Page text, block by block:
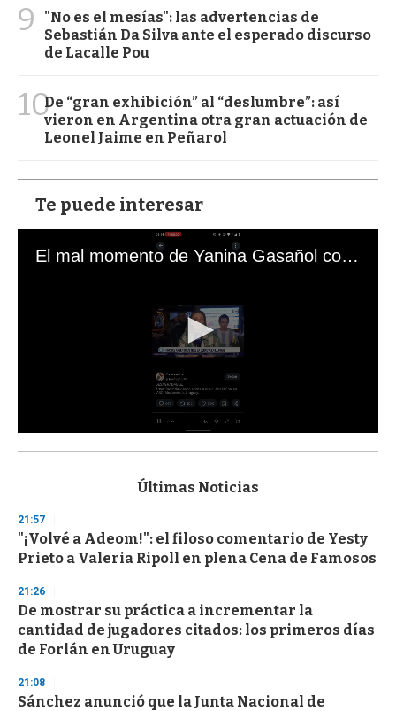
9
"No es el mesías": las advertencias de
Sebastián Da Silva ante el esperado discurso
de Lacalle Pou
10De “gran exhibición” al “deslumbre”: así
vieron en Argentina otra gran actuación de
Leonel Jaime en Peñarol
Te puede interesar
El mal momento de Yanina Gasañol con un hincha argentino en "Subrayado"
s
d
s
o
f
3
s
c
o
d
s
Últimas Noticias
21:57
"¡Volvé a Adeom!": el filoso comentario de Yesty
Prieto a Valeria Ripoll en plena Cena de Famosos
21:26
De mostrar su práctica a incrementar la
cantidad de jugadores citados: los primeros días
de Forlán en Uruguay
21:08
Sánchez anunció que la Junta Nacional de